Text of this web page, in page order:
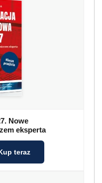
Nowe
eksperta
teraz